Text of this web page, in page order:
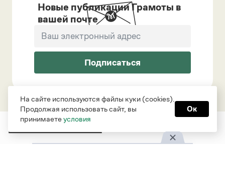
Новые публикации Грамоты в
вашей почте
Подписаться
На сайте используются файлы куки (cookies).
Продолжая использовать сайт, вы
принимаетеусловия
Ок